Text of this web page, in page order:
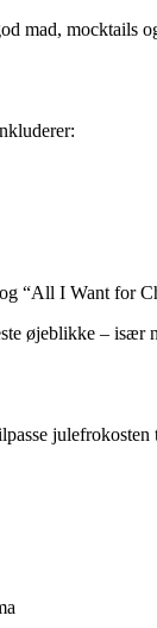
mocktails
“All I Want for
øjeblikke –